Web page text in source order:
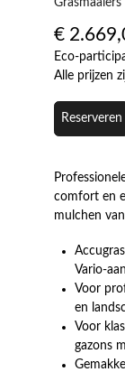
Grasmaaiers
€
Eco-
Alle prijzen
Reserveren
comfort en
mulchen
Vario-
Voor
en
Voor
gazons